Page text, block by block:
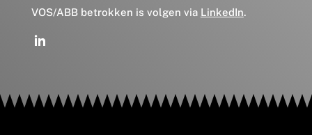
VOS/ABB betrokken is volgen via LinkedIn.